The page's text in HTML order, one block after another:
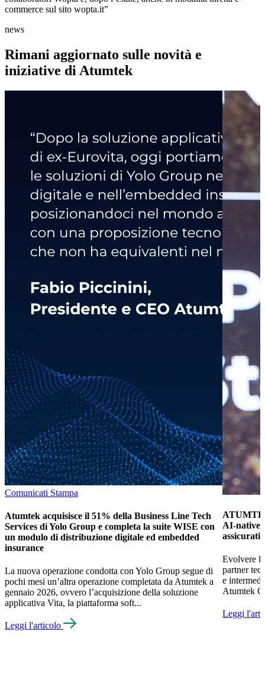
commerce sul sito wopta.it”
news
Rimani aggiornato sulle novità e
iniziative di Atumtek
Comunicati Stampa
Atumtek acquisisce il 51% della Business Line Tech
Services di Yolo Group e completa la suite WISE con
un modulo di distribuzione digitale ed embedded
insurance
La nuova operazione condotta con Yolo Group segue di
pochi mesi un’altra operazione completata da Atumtek a
gennaio 2026, ovvero l’acquisizione della soluzione
applicativa Vita, la piattaforma soft...
Leggi l'articolo
AI-native
Evolvere
partner
e
Atumtek
Leggi